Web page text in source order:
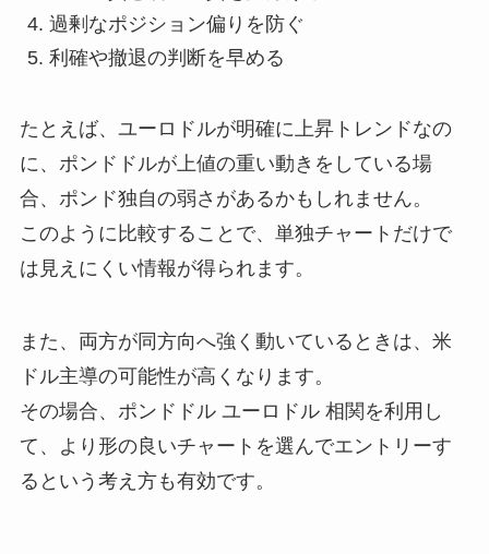
過剰なポジション偏りを防ぐ
利確や撤退の判断を早める
たとえば、ユーロドルが明確に上昇トレンドなの
に、ポンドドルが上値の重い動きをしている場
合、ポンド独自の弱さがあるかもしれません。
このように比較することで、単独チャートだけで
は見えにくい情報が得られます。
また、両方が同方向へ強く動いているときは、米
ドル主導の可能性が高くなります。
その場合、ポンドドル ユーロドル 相関を利用し
て、より形の良いチャートを選んでエントリーす
るという考え方も有効です。